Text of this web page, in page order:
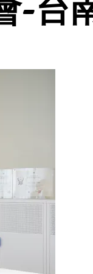
-台